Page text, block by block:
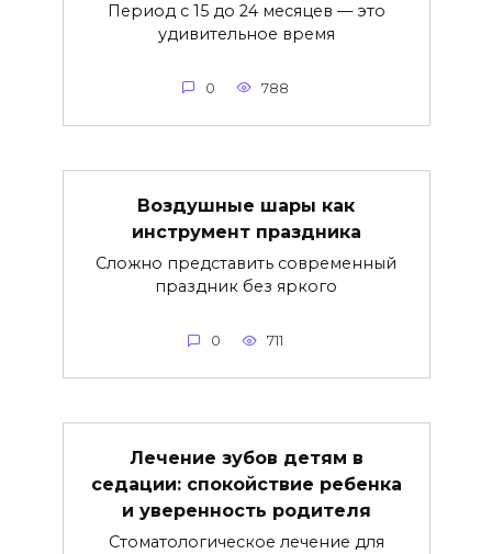
Период с 15 до 24 месяцев — это
удивительное время
0 788
Воздушные шары как
инструмент праздника
Сложно представить современный
праздник без яркого
0 711
Лечение зубов детям в
седации: спокойствие ребенка
и уверенность родителя
Стоматологическое лечение для